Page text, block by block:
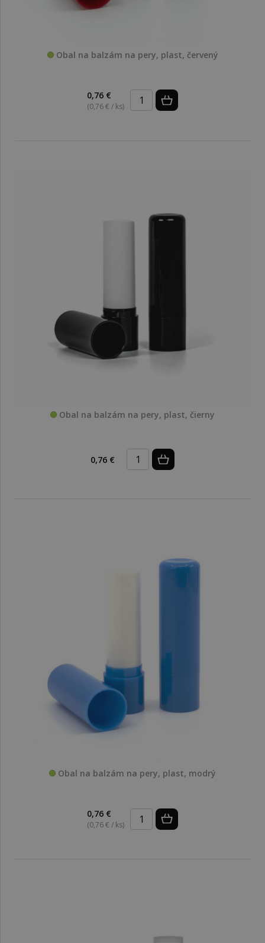
Obal na balzám na pery, plast, červený
0,76 €
(0,76 € / ks)
Obal na balzám na pery, plast, čierny
0,76 €
Obal na balzám na pery, plast, modrý
0,76 €
(0,76 € / ks)